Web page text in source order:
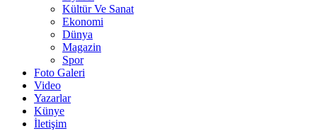
Kültür Ve Sanat
Ekonomi
Dünya
Magazin
Spor
Foto Galeri
Video
Yazarlar
Künye
İletişim